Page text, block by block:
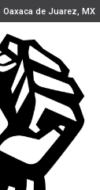
Oaxaca de Juarez, MX